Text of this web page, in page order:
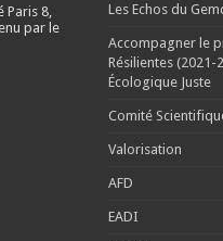
Paris 8,
par le
Les Echos du
Accompagner le
Résilientes
Écologique Juste
Comité
Valorisation
AFD
EADI